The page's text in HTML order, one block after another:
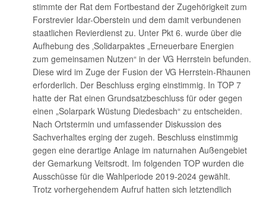
stimmte der Rat dem Fortbestand der Zugehörigkeit zum
Forstrevier Idar-Oberstein und dem damit verbundenen
staatlichen Revierdienst zu. Unter Pkt 6. wurde über die
Aufhebung des ‚Solidarpaktes „Erneuerbare Energien
zum gemeinsamen Nutzen“ in der VG Herrstein befunden.
Diese wird im Zuge der Fusion der VG Herrstein-Rhaunen
erforderlich. Der Beschluss erging einstimmig. In TOP 7
hatte der Rat einen Grundsatzbeschluss für oder gegen
einen „Solarpark Wüstung Diedesbach“ zu entscheiden.
Nach Ortstermin und umfassender Diskussion des
Sachverhaltes erging der zugeh. Beschluss einstimmig
gegen eine derartige Anlage im naturnahen Außengebiet
der Gemarkung Veitsrodt. Im folgenden TOP wurden die
Ausschüsse für die Wahlperiode 2019-2024 gewählt.
Trotz vorhergehendem Aufruf hatten sich letztendlich